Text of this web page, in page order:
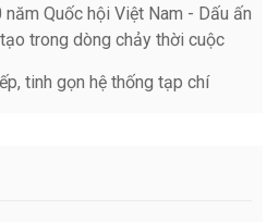
Quốc hội Việt Nam - Dấu ấn
trong dòng chảy thời cuộc
tinh gọn hệ thống tạp chí